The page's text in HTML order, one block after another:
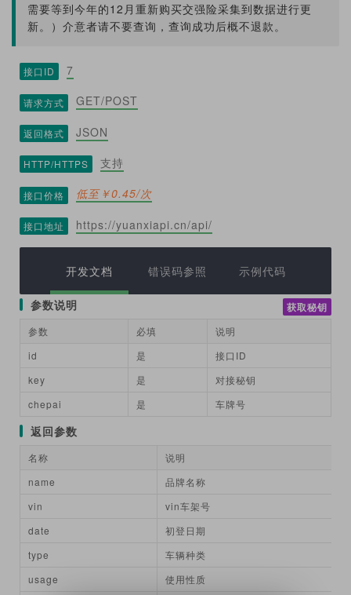
需要等到今年的12月重新购买交强险采集到数据进行更
新。）介意者请不要查询，查询成功后概不退款。
接口ID 7
请求方式 GET/POST
返回格式 JSON
HTTP/HTTPS 支持
接口价格 低至￥0.45/次
接口地址 https://yuanxiapi.cn/api/
开发文档 错误码参照 示例代码
参数说明 获取秘钥
参数 必填
说明
id
是
接口ID
key
是
对接秘钥
chepai
是 车牌号
返回参数
名称
说明
name
品牌名称
vin
vin车架号
date
初登日期
type
车辆种类
usage
使用性质